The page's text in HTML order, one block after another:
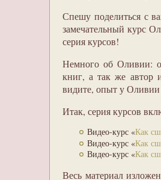
Спешу поделиться с
замечательный курс
серия курсов!
Немного об Оливии:
книг, а так же автор
видите, опыт у Оливии
Итак, серия курсов
Видео-курс «Как
Видео-курс «Как
Видео-курс «Как
Весь материал